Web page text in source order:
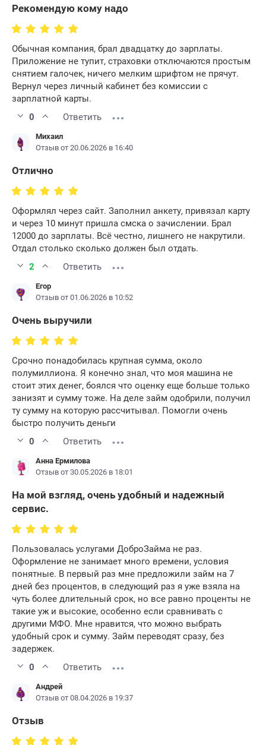
Рекомендую кому надо
Обычная компания, брал двадцатку до зарплаты.
Приложение не тупит, страховки отключаются простым
снятием галочек, ничего мелким шрифтом не прячут.
Вернул через личный кабинет без комиссии с
зарплатной карты.
0
Ответить
Михаил
Отзыв от 20.06.2026 в 16:40
Отлично
Оформлял через сайт. Заполнил анкету, привязал карту
и через 10 минут пришла смска о зачислении. Брал
12000 до зарплаты. Всё честно, лишнего не накрутили.
Отдал столько сколько должен был отдать.
2
Ответить
Егор
Отзыв от 01.06.2026 в 10:52
Очень выручили
Срочно понадобилась крупная сумма, около
полумиллиона. Я конечно знал, что моя машина не
стоит этих денег, боялся что оценку еще больше только
занизят и сумму тоже. На деле займ одобрили, получил
ту сумму на которую рассчитывал. Помогли очень
быстро получить деньги
0
Ответить
Анна Ермилова
Отзыв от 30.05.2026 в 18:01
На мой взгляд, очень удобный и надежный
сервис.
Пользовалась услугами ДоброЗайма не раз.
Оформление не занимает много времени, условия
понятные. В первый раз мне предложили займ на 7
дней без процентов, в следующий раз я уже взяла на
чуть более длительный срок, но все равно проценты не
такие уж и высокие, особенно если сравнивать с
другими МФО. Мне нравится, что можно выбрать
удобный срок и сумму. Займ переводят сразу, без
задержек.
0
Ответить
Андрей
Отзыв от 08.04.2026 в 19:37
Отзыв